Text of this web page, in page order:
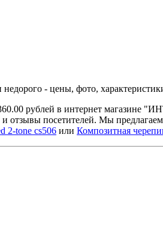
- цены, фото,
рублей в интернет магазине
отзывы посетителей. Мы
2-tone cs506 или Композитная